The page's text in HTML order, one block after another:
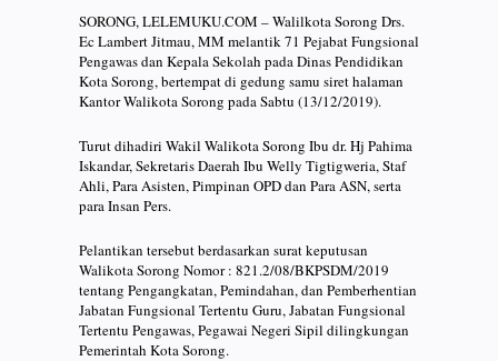
SORONG, LELEMUKU.COM – Walilkota Sorong Drs.
Ec Lambert Jitmau, MM melantik 71 Pejabat Fungsional
Pengawas dan Kepala Sekolah pada Dinas Pendidikan
Kota Sorong, bertempat di gedung samu siret halaman
Kantor Walikota Sorong pada Sabtu (13/12/2019).
Turut dihadiri Wakil Walikota Sorong Ibu dr. Hj Pahima
Iskandar, Sekretaris Daerah Ibu Welly Tigtigweria, Staf
Ahli, Para Asisten, Pimpinan OPD dan Para ASN, serta
para Insan Pers.
Pelantikan tersebut berdasarkan surat keputusan
Walikota Sorong Nomor : 821.2/08/BKPSDM/2019
tentang Pengangkatan, Pemindahan, dan Pemberhentian
Jabatan Fungsional Tertentu Guru, Jabatan Fungsional
Tertentu Pengawas, Pegawai Negeri Sipil dilingkungan
Pemerintah Kota Sorong.